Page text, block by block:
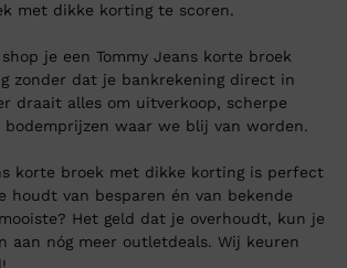
met dikke korting te scoren.
je een Tommy Jeans korte broek
zonder dat je bankrekening direct in
draait alles om uitverkoop, scherpe
bodemprijzen waar we blij van worden.
korte broek met dikke korting is perfect
houdt van besparen én van bekende
Het geld dat je overhoudt, kun je
aan nóg meer outletdeals. Wij keuren